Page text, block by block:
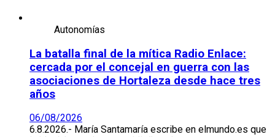
Autonomías
La batalla final de la mítica Radio Enlace:
cercada por el concejal en guerra con las
asociaciones de Hortaleza desde hace tres
años
06/08/2026
6.8.2026.- María Santamaría escribe en elmundo.es que